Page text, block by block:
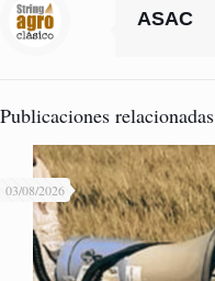
ASAC
Publicaciones relacionadas
03/08/2026